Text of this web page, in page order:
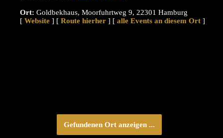
Ort: Goldbekhaus, Moorfuhrtweg 9, 22301 Hamburg
[ Website ] [ Route hierher ] [ alle Events an diesem Ort ]